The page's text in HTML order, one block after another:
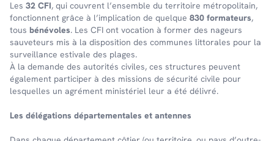
Les 32 CFI, qui couvrent l’en­semble du terri­toire métro­po­li­tain,
fonc­tionnent grâce à l’im­pli­ca­tion de quelque 830 forma­teurs,
tous béné­voles. Les CFI ont voca­tion à former des nageurs
sauve­teurs mis à la dispo­si­tion des communes litto­rales pour la
surveillance esti­vale des plages.
À la demande des auto­ri­tés civiles, ces struc­tures peuvent
égale­ment parti­ci­per à des missions de sécu­rité civile pour
lesquelles un agré­ment minis­té­riel leur a été déli­vré.
Les délé­ga­tions dépar­te­men­tales et antennes